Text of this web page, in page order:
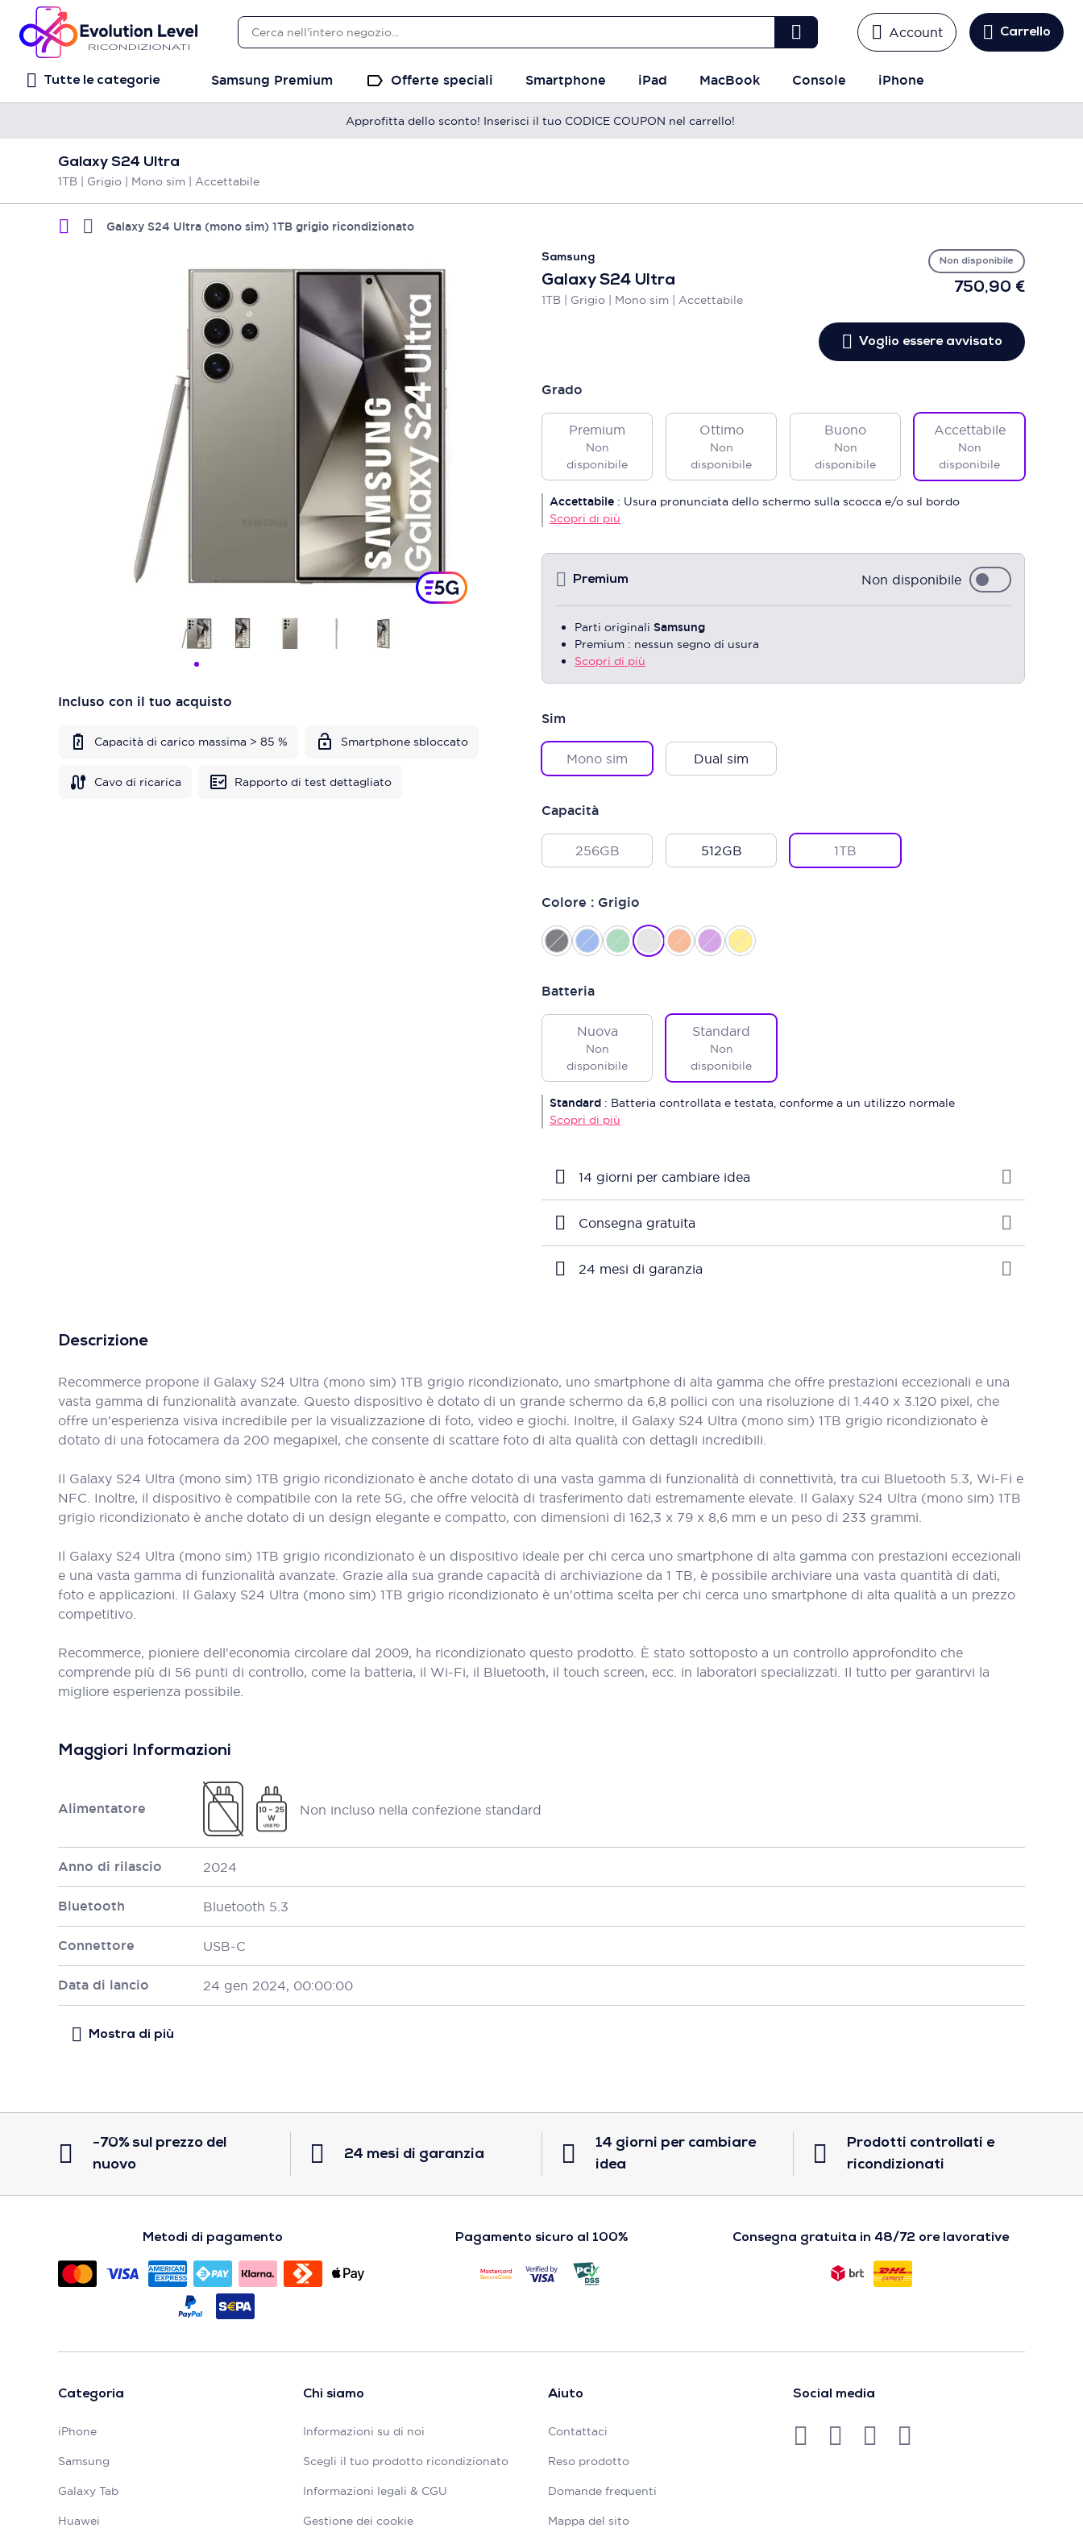
Account Carrello
Tutte le categorie Samsung Premium Offerte speciali Smartphone iPad MacBook Console iPhone
Approfitta dello sconto! Inserisci il tuo CODICE COUPON nel carrello!
Galaxy S24 Ultra
1TB | Grigio | Mono sim | Accettabile
Galaxy S24 Ultra (mono sim) 1TB grigio ricondizionato
Samsung
Galaxy S24 Ultra
1TB | Grigio | Mono sim | Accettabile
Non disponibile
Incluso con il tuo acquisto
Capacità di carico massima > 85 % Smartphone sbloccato
Cavo di ricarica Rapporto di test dettagliato
750,90 €
Voglio essere avvisato
Grado
Premium
Non
disponibile
Ottimo
Non
disponibile
Buono
Non
disponibile
Accettabile
Non
disponibile
Accettabile : Usura pronunciata dello schermo sulla scocca e/o sul bordo
Scopri di più
Premium Non disponibile
Parti originali Samsung
Premium : nessun segno di usura
Scopri di più
Sim
Mono sim Dual sim
Capacità
256GB 512GB 1TB
Colore : Grigio
Batteria
Nuova
Non
disponibile
Standard
Non
disponibile
Standard : Batteria controllata e testata, conforme a un utilizzo normale
Scopri di più
14 giorni per cambiare idea
Consegna gratuita
24 mesi di garanzia
Descrizione
Recommerce propone il Galaxy S24 Ultra (mono sim) 1TB grigio ricondizionato, uno smartphone di alta gamma che offre prestazioni eccezionali e una
vasta gamma di funzionalità avanzate. Questo dispositivo è dotato di un grande schermo da 6,8 pollici con una risoluzione di 1.440 x 3.120 pixel, che
offre un'esperienza visiva incredibile per la visualizzazione di foto, video e giochi. Inoltre, il Galaxy S24 Ultra (mono sim) 1TB grigio ricondizionato è
dotato di una fotocamera da 200 megapixel, che consente di scattare foto di alta qualità con dettagli incredibili.
Il Galaxy S24 Ultra (mono sim) 1TB grigio ricondizionato è anche dotato di una vasta gamma di funzionalità di connettività, tra cui Bluetooth 5.3, Wi-Fi e
NFC. Inoltre, il dispositivo è compatibile con la rete 5G, che offre velocità di trasferimento dati estremamente elevate. Il Galaxy S24 Ultra (mono sim) 1TB
grigio ricondizionato è anche dotato di un design elegante e compatto, con dimensioni di 162,3 x 79 x 8,6 mm e un peso di 233 grammi.
Il Galaxy S24 Ultra (mono sim) 1TB grigio ricondizionato è un dispositivo ideale per chi cerca uno smartphone di alta gamma con prestazioni eccezionali
e una vasta gamma di funzionalità avanzate. Grazie alla sua grande capacità di archiviazione da 1 TB, è possibile archiviare una vasta quantità di dati,
foto e applicazioni. Il Galaxy S24 Ultra (mono sim) 1TB grigio ricondizionato è un'ottima scelta per chi cerca uno smartphone di alta qualità a un prezzo
competitivo.
Recommerce, pioniere dell'economia circolare dal 2009, ha ricondizionato questo prodotto. È stato sottoposto a un controllo approfondito che
comprende più di 56 punti di controllo, come la batteria, il Wi-Fi, il Bluetooth, il touch screen, ecc. in laboratori specializzati. Il tutto per garantirvi la
migliore esperienza possibile.
Maggiori Informazioni
Alimentatore Non incluso nella confezione standard
Anno di rilascio 2024
Bluetooth Bluetooth 5.3
Connettore USB-C
Data di lancio 24 gen 2024, 00:00:00
-70% sul prezzo del
nuovo
24 mesi di garanzia
14 giorni per cambiare
idea
Prodotti controllati e
ricondizionati
Metodi di pagamento Pagamento sicuro al 100% Consegna gratuita in 48/72 ore lavorative
Categoria
iPhone
Samsung
Galaxy Tab
Huawei
Chi siamo
Informazioni su di noi
Scegli il tuo prodotto ricondizionato
Informazioni legali & CGU
Gestione dei cookie
Aiuto
Contattaci
Reso prodotto
Domande frequenti
Mappa del sito
Social media